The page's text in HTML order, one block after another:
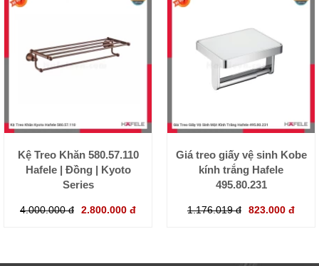
Kệ Treo Khăn 580.57.110
Hafele | Đồng | Kyoto
Series
4.000.000 đ 2.800.000 đ
Giá treo giấy vệ sinh Kobe
kính trắng Hafele
495.80.231
1.176.019 đ 823.000 đ